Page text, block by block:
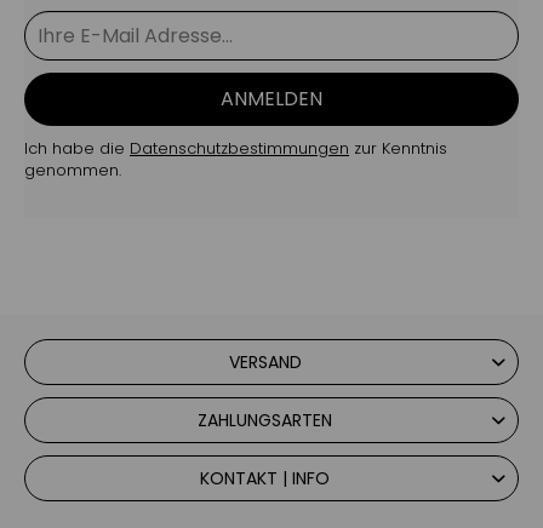
ANMELDEN
Ich habe die Datenschutzbestimmungen zur Kenntnis
genommen.
VERSAND
ZAHLUNGSARTEN
KONTAKT | INFO